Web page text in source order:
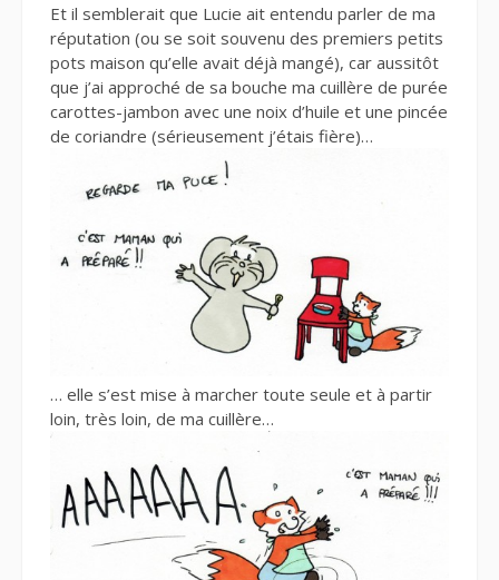
Et il semblerait que Lucie ait entendu parler de ma
réputation (ou se soit souvenu des premiers petits
pots maison qu’elle avait déjà mangé), car aussitôt
que j’ai approché de sa bouche ma cuillère de purée
carottes-jambon avec une noix d’huile et une pincée
de coriandre (sérieusement j’étais fière)…
… elle s’est mise à marcher toute seule et à partir
loin, très loin, de ma cuillère…